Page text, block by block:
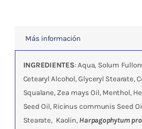
Más información
INGREDIENTES: Aqua, Solum
Cetearyl Alcohol, Glyceryl Stearate,
Squalane, Zea mays Oil, Menthol,
Seed Oil, Ricinus communis Seed
Stearate, Kaolin, Harpagophytum